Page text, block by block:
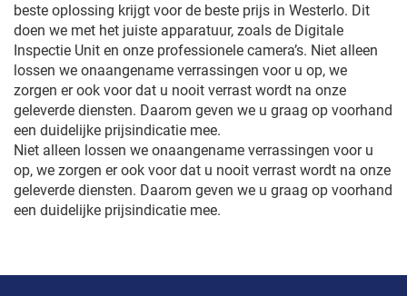
beste oplossing krijgt voor de beste prijs in Westerlo. Dit
doen we met het juiste apparatuur, zoals de Digitale
Inspectie Unit en onze professionele camera’s. Niet alleen
lossen we onaangename verrassingen voor u op, we
zorgen er ook voor dat u nooit verrast wordt na onze
geleverde diensten. Daarom geven we u graag op voorhand
een duidelijke prijsindicatie mee.
Niet alleen lossen we onaangename verrassingen voor u
op, we zorgen er ook voor dat u nooit verrast wordt na onze
geleverde diensten. Daarom geven we u graag op voorhand
een duidelijke prijsindicatie mee.